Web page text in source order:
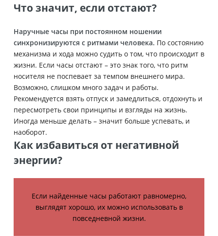
Что значит, если отстают?
Наручные часы при постоянном ношении
синхронизируются с ритмами человека. По состоянию
механизма и хода можно судить о том, что происходит в
жизни. Если часы отстают – это знак того, что ритм
носителя не поспевает за темпом внешнего мира.
Возможно, слишком много задач и работы.
Рекомендуется взять отпуск и замедлиться, отдохнуть и
пересмотреть свои принципы и взгляды на жизнь.
Иногда меньше делать – значит больше успевать, и
наоборот.
Как избавиться от негативной
энергии?
Если найденные часы работают равномерно,
выглядят хорошо, их можно использовать в
повседневной жизни.